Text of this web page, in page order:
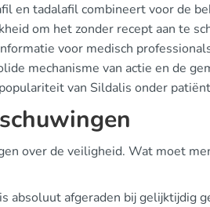
en tadalafil combineert voor de
om het zonder recept aan te
voor medisch
mechanisme van actie en de
van Sildalis onder
over de veiligheid. Wat moet
absoluut afgeraden bij gelijktijdig